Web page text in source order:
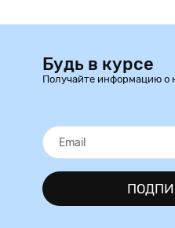
Будь в курсе
Получайте информацию о